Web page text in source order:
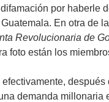
por haberle
En otra de
Revolucionaria de
foto están los
demanda millonaria